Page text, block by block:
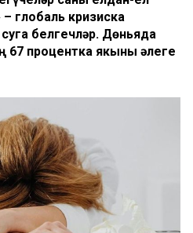
глобаль кризиска
белгечләр. Дөньяда
67 процентка якыны әлеге